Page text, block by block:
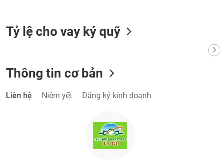
Tỷ lệ cho vay ký quỹ
Thông tin cơ bản
Liên hệ Niêm yết Đăng ký kinh doanh
THÔNG
TIỆN